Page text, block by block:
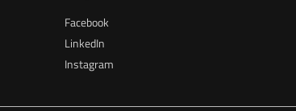
Facebook
LinkedIn
Instagram